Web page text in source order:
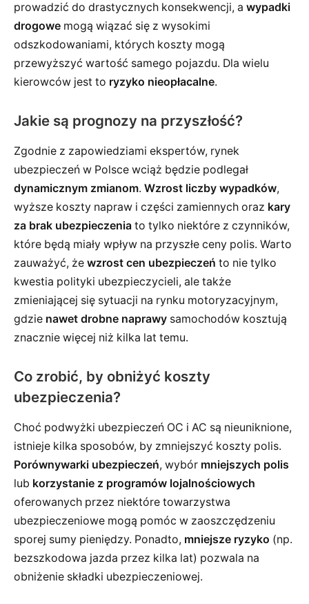
prowadzić do drastycznych konsekwencji, a wypadki
drogowe mogą wiązać się z wysokimi
odszkodowaniami, których koszty mogą
przewyższyć wartość samego pojazdu. Dla wielu
kierowców jest to ryzyko nieopłacalne.
Jakie są prognozy na przyszłość?
Zgodnie z zapowiedziami ekspertów, rynek
ubezpieczeń w Polsce wciąż będzie podlegał
dynamicznym zmianom. Wzrost liczby wypadków,
wyższe koszty napraw i części zamiennych oraz kary
za brak ubezpieczenia to tylko niektóre z czynników,
które będą miały wpływ na przyszłe ceny polis. Warto
zauważyć, że wzrost cen ubezpieczeń to nie tylko
kwestia polityki ubezpieczycieli, ale także
zmieniającej się sytuacji na rynku motoryzacyjnym,
gdzie nawet drobne naprawy samochodów kosztują
znacznie więcej niż kilka lat temu.
Co zrobić, by obniżyć koszty
ubezpieczenia?
Choć podwyżki ubezpieczeń OC i AC są nieuniknione,
istnieje kilka sposobów, by zmniejszyć koszty polis.
Porównywarki ubezpieczeń, wybór mniejszych polis
lub korzystanie z programów lojalnościowych
oferowanych przez niektóre towarzystwa
ubezpieczeniowe mogą pomóc w zaoszczędzeniu
sporej sumy pieniędzy. Ponadto, mniejsze ryzyko (np.
bezszkodowa jazda przez kilka lat) pozwala na
obniżenie składki ubezpieczeniowej.